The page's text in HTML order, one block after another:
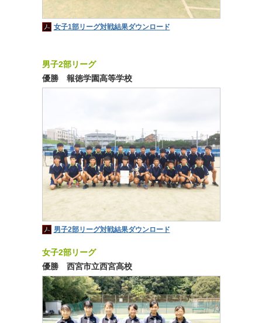
女子1部リーグ対戦結果ダウンロード
男子2部リーグ
優勝 報徳学園高等学校
男子2部リーグ対戦結果ダウンロード
女子2部リーグ
優勝 西宮市立西宮高校